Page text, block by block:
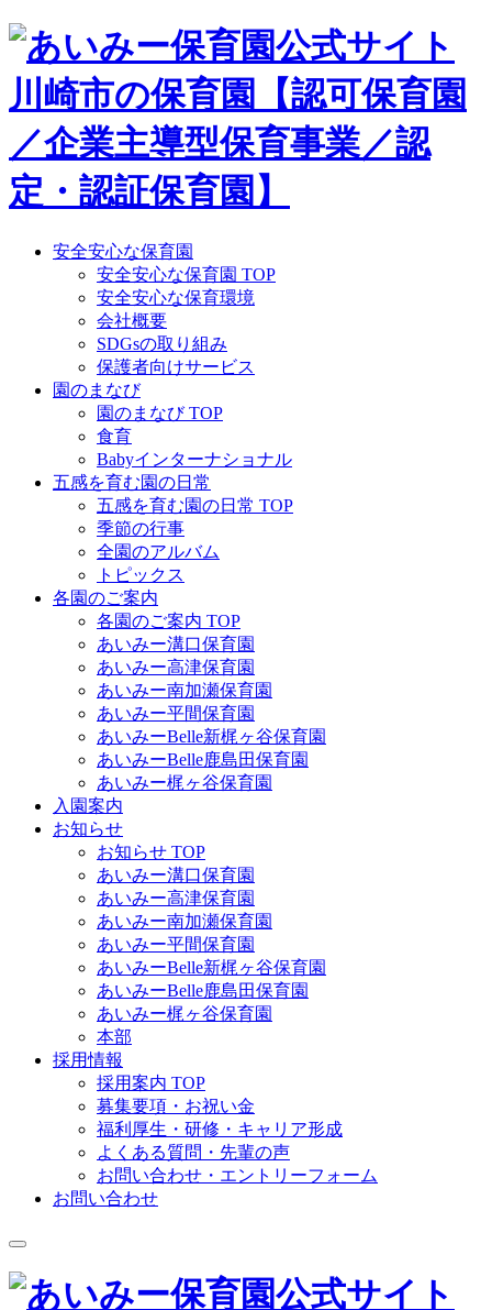
Skip
content
安全安心な保育園
安全安心な保育園 TOP
安全安心な保育環境
会社概要
SDGsの取り組み
保護者向けサービス
園のまなび
園のまなび TOP
食育
Babyインターナショナル
五感を育む園の日常
五感を育む園の日常 TOP
季節の行事
全園のアルバム
トピックス
各園のご案内
各園のご案内 TOP
あいみー溝口保育園
あいみー高津保育園
あいみー南加瀬保育園
あいみー平間保育園
あいみーBelle新梶ヶ谷保育園
あいみーBelle鹿島田保育園
あいみー梶ヶ谷保育園
入園案内
お知らせ
お知らせ TOP
あいみー溝口保育園
あいみー高津保育園
あいみー南加瀬保育園
あいみー平間保育園
あいみーBelle新梶ヶ谷保育園
あいみーBelle鹿島田保育園
あいみー梶ヶ谷保育園
本部
採用情報
採用案内 TOP
募集要項・お祝い金
福利厚生・研修・キャリア形成
よくある質問・先輩の声
お問い合わせ・エントリーフォーム
お問い合わせ